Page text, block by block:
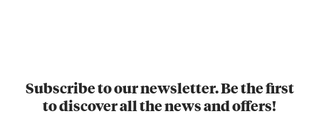
Subscribe to our newsletter. Be the first
to discover all the news and offers!